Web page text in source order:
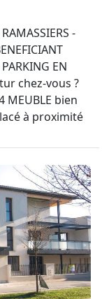
-
EN
chez-vous ?
MEUBLE bien
à proximité